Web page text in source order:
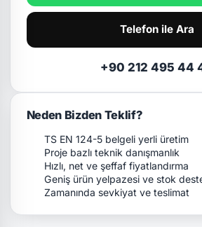
Telefon ile Ara
+90 212 495 44
Neden Bizden Teklif?
TS EN 124-5 belgeli yerli üretim
Proje bazlı teknik danışmanlık
Hızlı, net ve şeffaf fiyatlandırma
Geniş ürün yelpazesi ve stok
Zamanında sevkiyat ve teslimat